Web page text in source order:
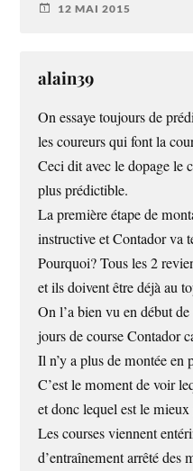
12 MAI 2015
alain39
On essaye toujours de
les coureurs qui font la
Ceci dit avec le dopage le
plus prédictible.
La première étape de
instructive et Contador va
Pourquoi? Tous les 2
et ils doivent être déjà au
On l’a bien vu en début
jours de course Contador
Il n’y a plus de montée en
C’est le moment de voir
et donc lequel est le mieux
Les courses viennent
d’entraînement arrêté des